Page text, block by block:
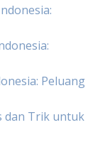
Peluang
dan Trik untuk